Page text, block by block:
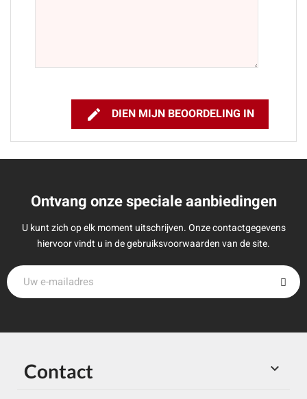
 DIEN MIJN BEOORDELING IN
Ontvang onze speciale aanbiedingen
U kunt zich op elk moment uitschrijven. Onze contactgegevens
hiervoor vindt u in de gebruiksvoorwaarden van de site.

Contact